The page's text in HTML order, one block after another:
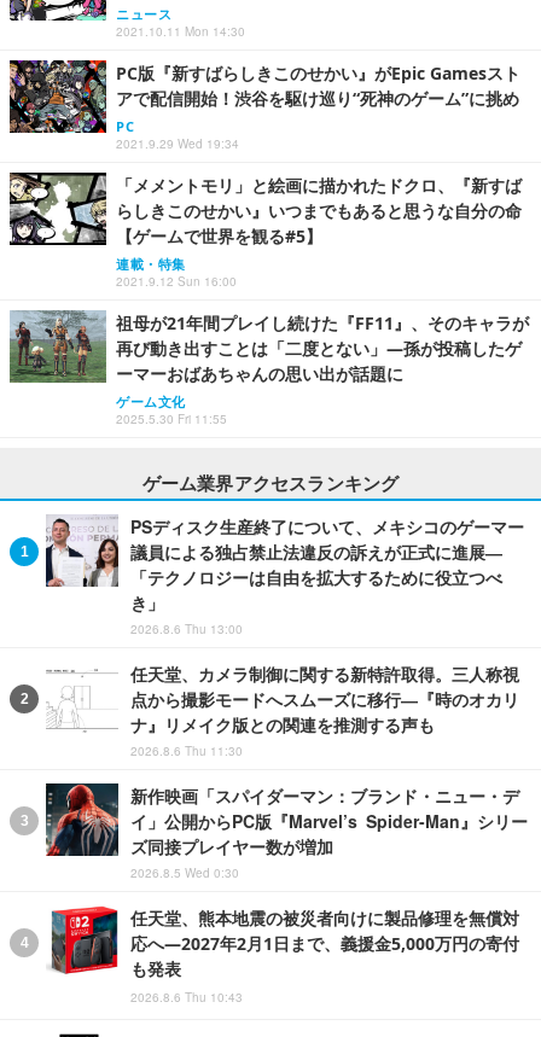
ニュース
2021.10.11 Mon 14:30
PC版『新すばらしきこのせかい』がEpic Gamesスト
アで配信開始！渋谷を駆け巡り“死神のゲーム”に挑め
PC
2021.9.29 Wed 19:34
「メメントモリ」と絵画に描かれたドクロ、『新すば
らしきこのせかい』いつまでもあると思うな自分の命
【ゲームで世界を観る#5】
連載・特集
2021.9.12 Sun 16:00
祖母が21年間プレイし続けた『FF11』、そのキャラが
再び動き出すことは「二度とない」―孫が投稿したゲ
ーマーおばあちゃんの思い出が話題に
ゲーム文化
2025.5.30 Fri 11:55
ゲーム業界アクセスランキング
PSディスク生産終了について、メキシコのゲーマー
議員による独占禁止法違反の訴えが正式に進展―
「テクノロジーは自由を拡大するために役立つべ
き」
2026.8.6 Thu 13:00
任天堂、カメラ制御に関する新特許取得。三人称視
点から撮影モードへスムーズに移行―『時のオカリ
ナ』リメイク版との関連を推測する声も
2026.8.6 Thu 11:30
新作映画「スパイダーマン：ブランド・ニュー・デ
イ」公開からPC版『Marvel’s Spider-Man』シリー
ズ同接プレイヤー数が増加
2026.8.5 Wed 0:30
任天堂、熊本地震の被災者向けに製品修理を無償対
応へ―2027年2月1日まで、義援金5,000万円の寄付
も発表
2026.8.6 Thu 10:43